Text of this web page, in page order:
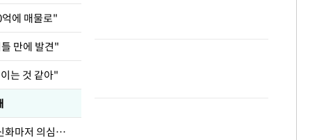
에 매물로"
만에 발견"
는 것 같아"
심판 성접대 경기 '5승2무'…4강신화마저 의심받아